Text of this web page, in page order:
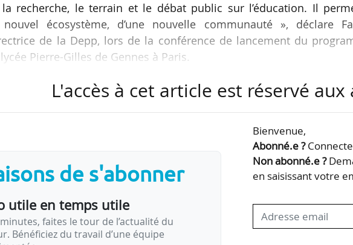
recherche, le terrain et le débat public sur l’éducation. Il
écosystème, d’une nouvelle communauté », déclare
de la Depp, lors de la conférence de lancement du
Pierre-Gilles de Gennes à Paris.
par le PIA 3 à hauteur de 6,1 M€ sur 2021-2029 via l’agence
au service de l’éducation et à promouvoir
L'accès à cet article est réservé aux
de s'abonner
utile en temps utile
faites le tour de l’actualité du
Bénéficiez du travail d’une équipe
Bienvenue,
Abonné.e ?
Non abonné.e ?
en saisissant votre